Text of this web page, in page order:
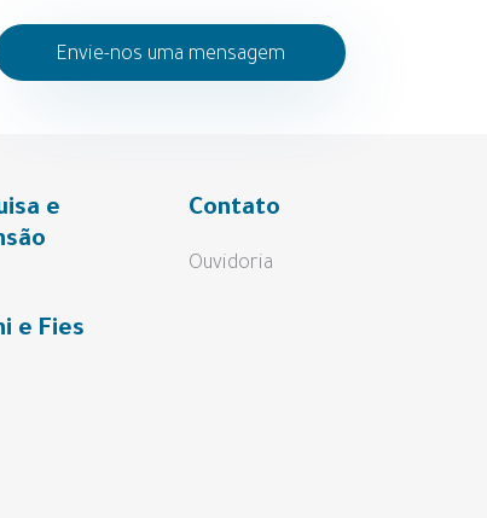
Envie-nos uma mensagem
e
e Fies
Contato
Ouvidoria